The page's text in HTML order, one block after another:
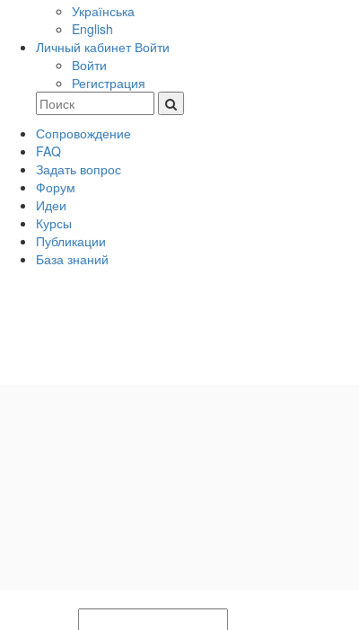
Українська
English
Личный кабинет Войти
Войти
Регистрация
Сопровождение
FAQ
Задать вопрос
Форум
Идеи
Курсы
Публикации
База знаний